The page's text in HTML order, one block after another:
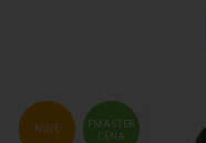
FMASTER
CENA
NOVÉ